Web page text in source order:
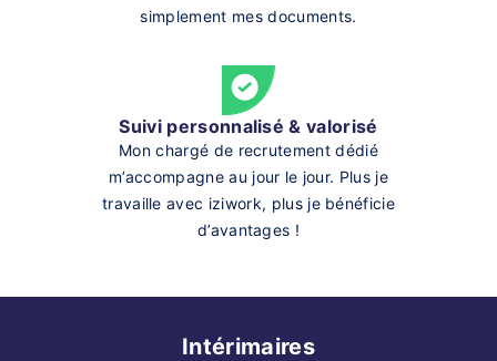
simplement mes documents.
Suivi personnalisé & valorisé
Mon chargé de recrutement dédié
m’accompagne au jour le jour. Plus je
travaille avec iziwork, plus je bénéficie
d’avantages !
Intérimaires